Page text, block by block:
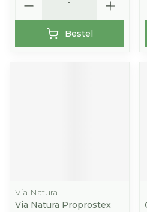
Bestel
Via Natura
Via Natura Proprostex